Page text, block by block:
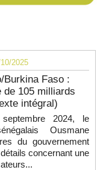
2025
Burkina Faso :
de 105 milliards
intégral)
2024, le
Ousmane
du gouvernement
concernant une